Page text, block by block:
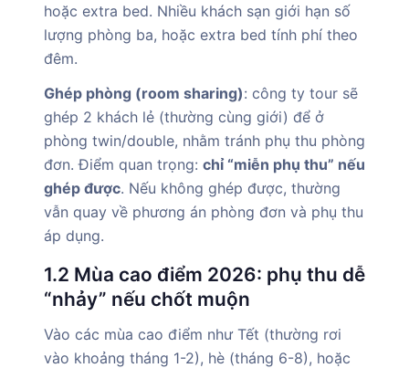
hoặc extra bed. Nhiều khách sạn giới hạn số
lượng phòng ba, hoặc extra bed tính phí theo
đêm.
Ghép phòng (room sharing): công ty tour sẽ
ghép 2 khách lẻ (thường cùng giới) để ở
phòng twin/double, nhằm tránh phụ thu phòng
đơn. Điểm quan trọng: chỉ “miễn phụ thu” nếu
ghép được. Nếu không ghép được, thường
vẫn quay về phương án phòng đơn và phụ thu
áp dụng.
1.2 Mùa cao điểm 2026: phụ thu dễ
“nhảy” nếu chốt muộn
Vào các mùa cao điểm như Tết (thường rơi
vào khoảng tháng 1-2), hè (tháng 6-8), hoặc